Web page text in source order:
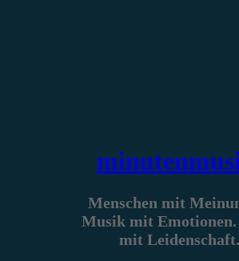
Menschen mit
Musik mit Emotionen.
mit Leidenschaft.